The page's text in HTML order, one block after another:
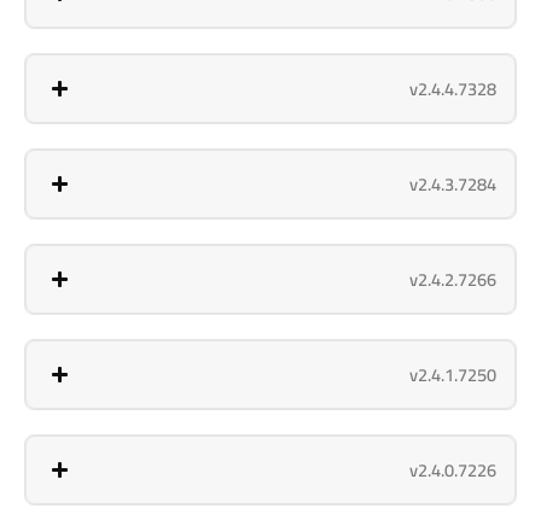
v2.4.4.7328
v2.4.3.7284
v2.4.2.7266
v2.4.1.7250
v2.4.0.7226